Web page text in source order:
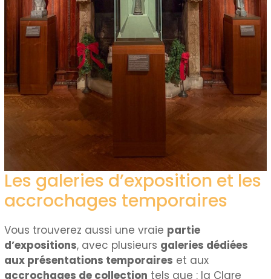
Les galeries d’exposition et les
accrochages temporaires
Vous trouverez aussi une vraie partie
d’expositions, avec plusieurs galeries dédiées
aux présentations temporaires et aux
accrochages de collection tels que : la Clare